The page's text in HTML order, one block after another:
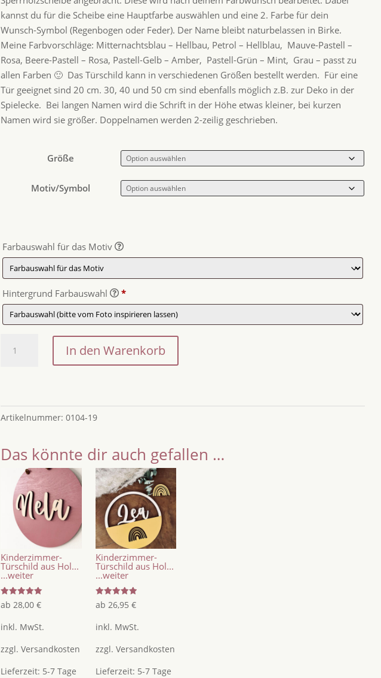
kannst du für die Scheibe eine Hauptfarbe auswählen und eine 2. Farbe für dein
Wunsch-Symbol (Regenbogen oder Feder). Der Name bleibt naturbelassen in Birke.
Meine Farbvorschläge: Mitternachtsblau – Hellbau, Petrol – Hellblau, Mauve-Pastell –
Rosa, Beere-Pastell – Rosa, Pastell-Gelb – Amber, Pastell-Grün – Mint, Grau – passt zu
allen Farben 🙂 Das Türschild kann in verschiedenen Größen bestellt werden. Für eine
Tür geeignet sind 20 cm. 30, 40 und 50 cm sind ebenfalls möglich z.B. zur Deko in der
Spielecke. Bei langen Namen wird die Schrift in der Höhe etwas kleiner, bei kurzen
Namen wird sie größer. Doppelnamen werden 2-zeilig geschrieben.
Größe
Motiv/Symbol
Farbauswahl für das Motiv
Hintergrund Farbauswahl *
Kinderzimmer-
Türschild
Name
Regenbogen/Feder
Menge
In den Warenkorb
Artikelnummer:0104-19
Das könnte dir auch gefallen …
Kinderzimmer-
Türschild aus Hol...
...weiter
Bewertet
mit
von 5
ab 28,00€
inkl. MwSt.
zzgl.Versandkosten
Lieferzeit: 5-7 Tage
Kinderzimmer-
Türschild aus Hol...
...weiter
Bewertet
mit
von 5
ab 26,95 €
inkl. MwSt.
zzgl. Versandkosten
Lieferzeit: 5-7 Tage